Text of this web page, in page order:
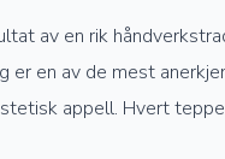
av en rik
er en av de mest
appell. Hvert